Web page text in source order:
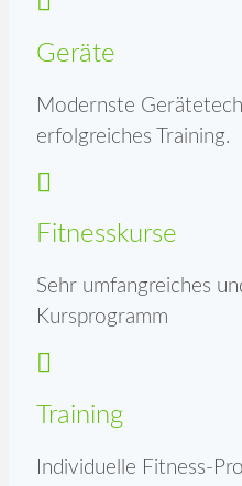
Geräte
Modernste
erfolgreiches Training.
Fitnesskurse
Sehr umfangreiches
Kursprogramm
Training
Individuelle Fitness-